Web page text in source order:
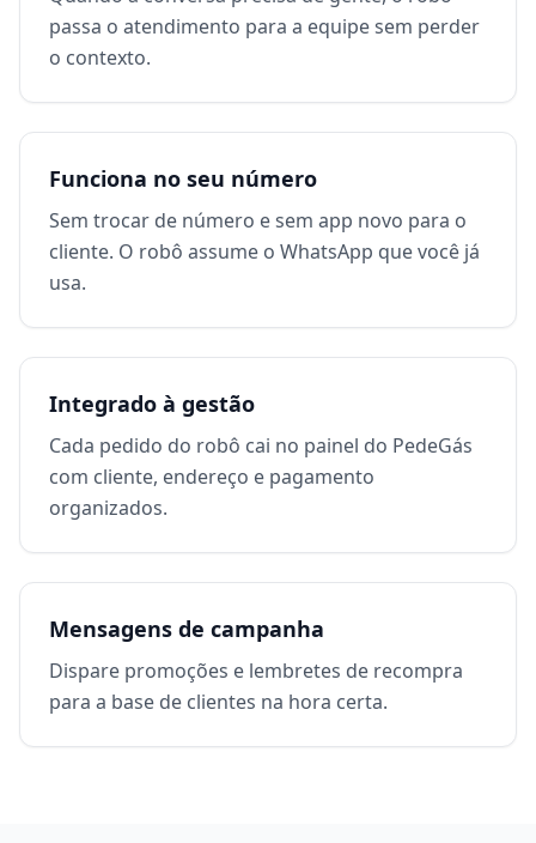
passa o atendimento para a equipe sem perder
o contexto.
Funciona no seu número
Sem trocar de número e sem app novo para o
cliente. O robô assume o WhatsApp que você já
usa.
Integrado à gestão
Cada pedido do robô cai no painel do PedeGás
com cliente, endereço e pagamento
organizados.
Mensagens de campanha
Dispare promoções e lembretes de recompra
para a base de clientes na hora certa.